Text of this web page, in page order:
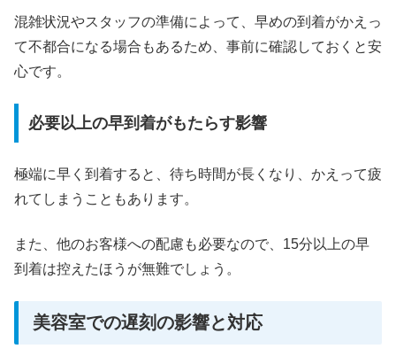
混雑状況やスタッフの準備によって、早めの到着がかえっ
て不都合になる場合もあるため、事前に確認しておくと安
心です。
必要以上の早到着がもたらす影響
極端に早く到着すると、待ち時間が長くなり、かえって疲
れてしまうこともあります。
また、他のお客様への配慮も必要なので、15分以上の早
到着は控えたほうが無難でしょう。
美容室での遅刻の影響と対応